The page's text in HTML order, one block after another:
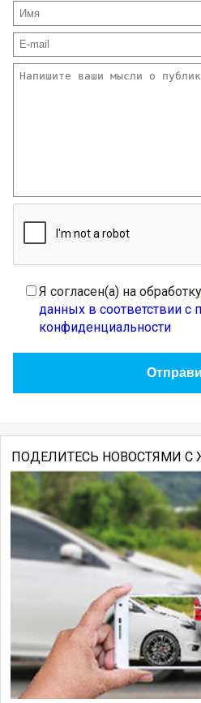
Я согласен(а) на обработку
данных в соответствии с
конфиденциальности
ПОДЕЛИТЕСЬ НОВОСТЯМИ